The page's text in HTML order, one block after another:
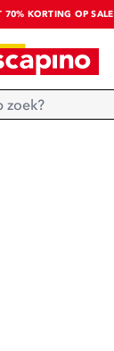
70% KORTING OP SALE
LAATSTE KANS!
SHOP NIEUW